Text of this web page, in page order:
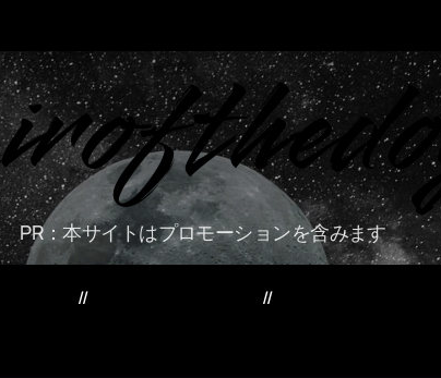
PR：本サイトはプロモーションを含みます